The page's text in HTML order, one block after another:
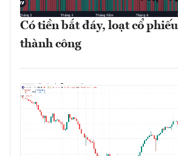
Có tiền bắt đáy, loạt cổ
thành công